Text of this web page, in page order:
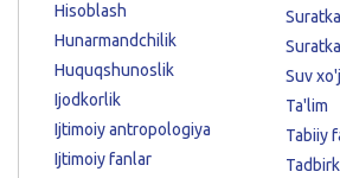
Hisoblash
Hunarmandchilik
Huquqshunoslik
Ijodkorlik
Ijtimoiy antropologiya
Ijtimoiy fanlar
Suv
Ta'lim
Tabiiy